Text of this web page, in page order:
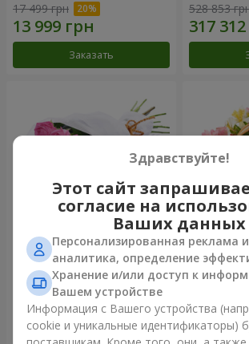
17 499 грн
Заказать
528 853
Букет из роз "Быть с тобой"
9 449 грн
Заказать
Корзина
"Акварель"
Здравствуйте!
Этот сайт
согласие на
Ваших данных
Персонализированная реклама
аналитика, определение
Хранение и/или доступ к
Вашем устройстве
Информация с Вашего устройства
cookie и уникальные идентификаторы)